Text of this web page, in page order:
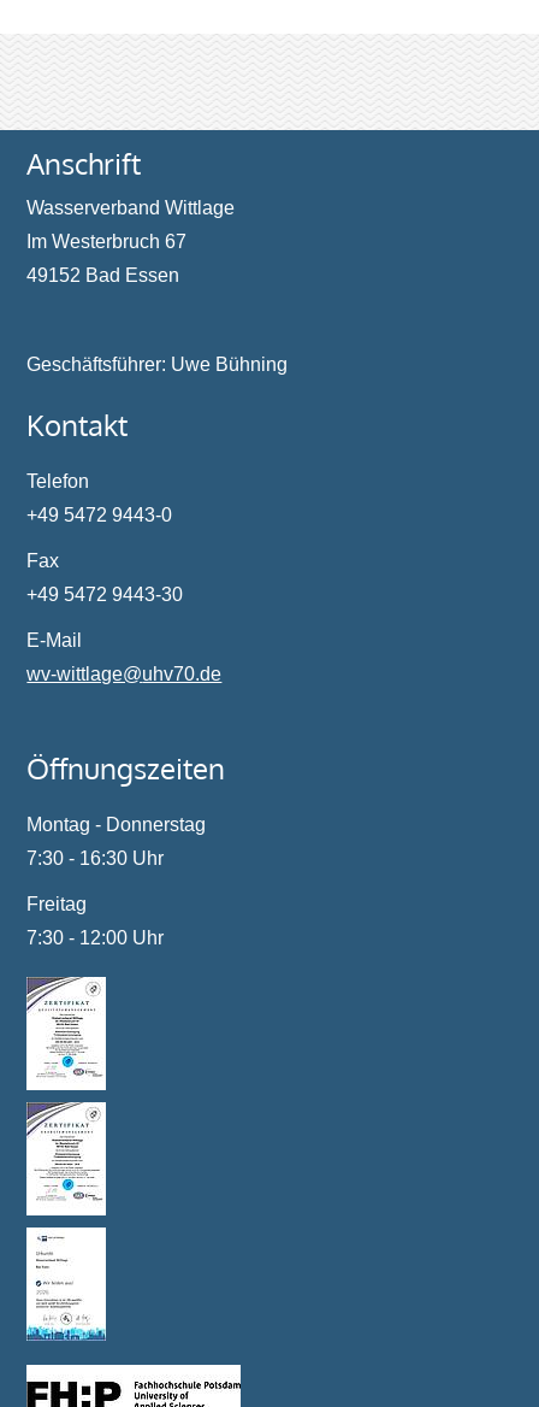
Anschrift
Wasserverband Wittlage
Im Westerbruch 67
49152 Bad Essen
Geschäftsführer: Uwe Bühning
Kontakt
Telefon
+49 5472 9443-0
Fax
+49 5472 9443-30
E-Mail
wv-wittlage@uhv70.de
Öffnungszeiten
Montag - Donnerstag
7:30 - 16:30 Uhr
Freitag
7:30 - 12:00 Uhr